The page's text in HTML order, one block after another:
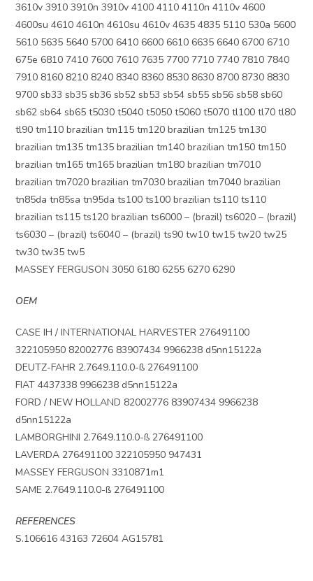
3610v 3910 3910n 3910v 4100 4110 4110n 4110v 4600
4600su 4610 4610n 4610su 4610v 4635 4835 5110 530a 5600
5610 5635 5640 5700 6410 6600 6610 6635 6640 6700 6710
675e 6810 7410 7600 7610 7635 7700 7710 7740 7810 7840
7910 8160 8210 8240 8340 8360 8530 8630 8700 8730 8830
9700 sb33 sb35 sb36 sb52 sb53 sb54 sb55 sb56 sb58 sb60
sb62 sb64 sb65 t5030 t5040 t5050 t5060 t5070 tl100 tl70 tl80
tl90 tm110 brazilian tm115 tm120 brazilian tm125 tm130
brazilian tm135 tm135 brazilian tm140 brazilian tm150 tm150
brazilian tm165 tm165 brazilian tm180 brazilian tm7010
brazilian tm7020 brazilian tm7030 brazilian tm7040 brazilian
tn85da tn85sa tn95da ts100 ts100 brazilian ts110 ts110
brazilian ts115 ts120 brazilian ts6000 – (brazil) ts6020 – (brazil)
ts6030 – (brazil) ts6040 – (brazil) ts90 tw10 tw15 tw20 tw25
tw30 tw35 tw5
MASSEY FERGUSON 3050 6180 6255 6270 6290
OEM
CASE IH / INTERNATIONAL HARVESTER 276491100
322105950 82002776 83907434 9966238 d5nn15122a
DEUTZ-FAHR 2.7649.110.0-ß 276491100
FIAT 4437338 9966238 d5nn15122a
FORD / NEW HOLLAND 82002776 83907434 9966238
d5nn15122a
LAMBORGHINI 2.7649.110.0-ß 276491100
LAVERDA 276491100 322105950 947431
MASSEY FERGUSON 3310871m1
SAME 2.7649.110.0-ß 276491100
REFERENCES
S.106616 43163 72604 AG15781